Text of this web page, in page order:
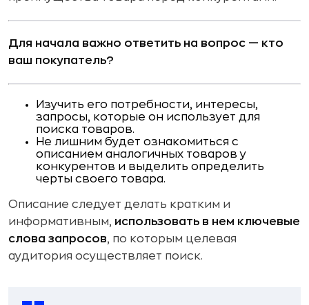
Для начала важно ответить на вопрос — кто
ваш покупатель?
Изучить его потребности, интересы,
запросы, которые он использует для
поиска товаров.
Не лишним будет ознакомиться с
описанием аналогичных товаров у
конкурентов и выделить определить
черты своего товара.
Описание следует делать кратким и
информативным, использовать в нем ключевые
слова запросов, по которым целевая
аудитория осуществляет поиск.